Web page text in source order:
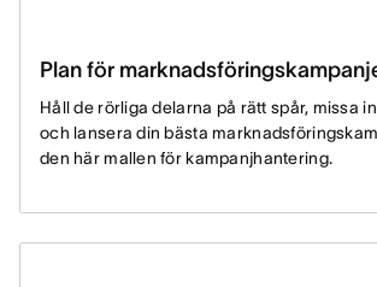
Plan för
Håll de rörliga delarna på rätt spår, missa
och lansera din bästa
den här mallen för kampanjhantering.